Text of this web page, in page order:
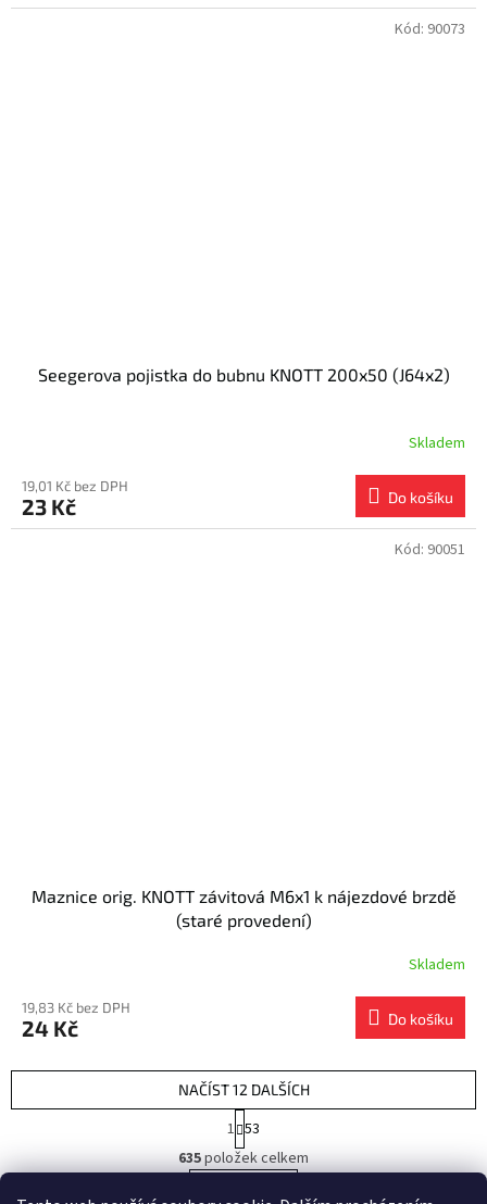
Seegerova pojistka do bubnu KNOTT 200x50 (J64x2)
Skladem
19,01 Kč bez DPH
23 Kč Do košíku
Kód: 90073
Maznice orig. KNOTT závitová M6x1 k nájezdové brzdě
(staré provedení)
Skladem
19,83 Kč bez DPH
24 Kč Do košíku
Kód: 90051
O
v
NAČÍST 12 DALŠÍCH
S
t
r
á
1 53
635položek celkem